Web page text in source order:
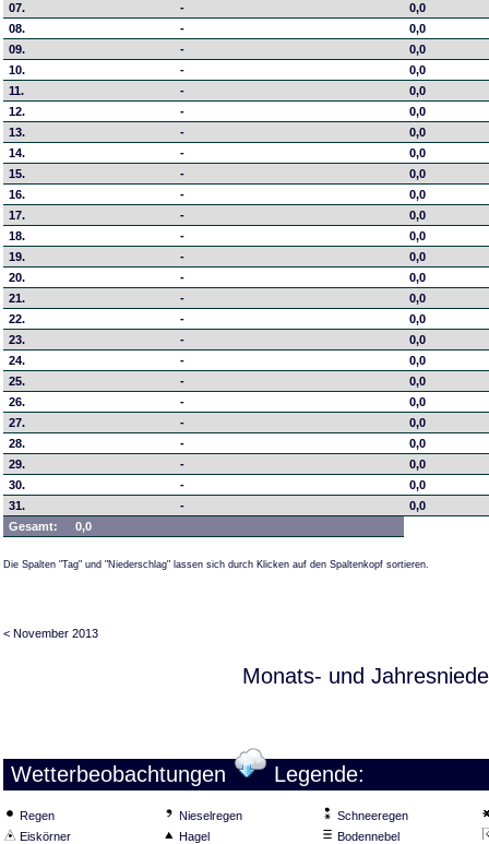
07.
-
0,0
08.
-
0,0
09.
-
0,0
10.
-
0,0
11.
-
0,0
12.
-
0,0
13.
-
0,0
14.
-
0,0
15.
-
0,0
16.
-
0,0
17.
-
0,0
18.
-
0,0
19.
-
0,0
20.
-
0,0
21.
-
0,0
22.
-
0,0
23.
-
0,0
24.
-
0,0
25.
-
0,0
26.
-
0,0
27.
-
0,0
28.
-
0,0
29.
-
0,0
30.
-
0,0
31.
-
0,0
Gesamt:
0,0
Die Spalten "Tag" und "Niederschlag" lassen sich durch Klicken auf den Spaltenkopf sortieren.
< November 2013
Monats- und
Wetterbeobachtungen Legende:
Regen Nieselregen
Schneeregen
Eiskörner
Hagel
Bodennebel